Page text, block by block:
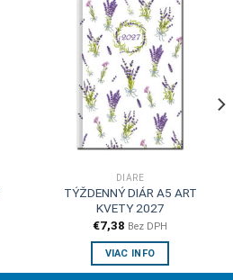
DIÁRE
TÝŽDENNÝ DIÁR A5 ART
KVETY 2027
€7,38 Bez DPH
VIAC INFO